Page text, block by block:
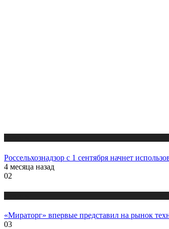
Россельхознадзор с 1 сентября начнет
4 месяца назад
02
«Мираторг» впервые представил на рынок
03